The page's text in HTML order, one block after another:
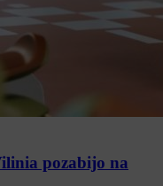
pozabijo na